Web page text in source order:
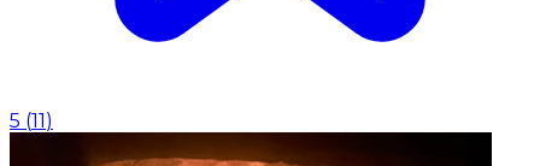
5 (11)